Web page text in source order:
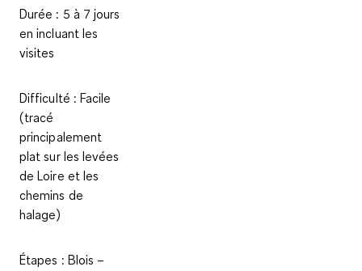
Durée : 5 à 7 jours
en incluant les
visites
Difficulté : Facile
(tracé
principalement
plat sur les levées
de Loire et les
chemins de
halage)
Étapes : Blois –